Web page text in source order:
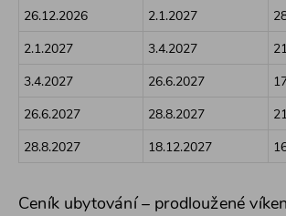
26.12.2026 2.1.2027
2.1.2027 3.4.2027
3.4.2027 26.6.2027
26.6.2027 28.8.2027
28.8.2027 18.12.2027
Ceník ubytování – prodloužené